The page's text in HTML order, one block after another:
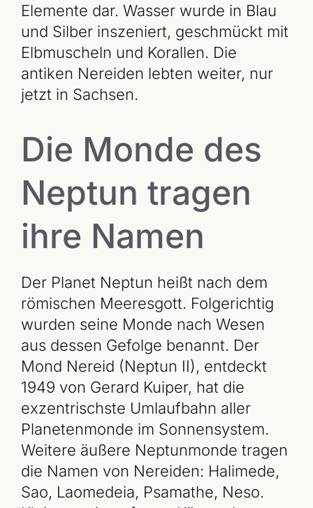
Elemente dar. Wasser wurde in Blau
und Silber inszeniert, geschmückt mit
Elbmuscheln und Korallen. Die
antiken Nereiden lebten weiter, nur
jetzt in Sachsen.
Die Monde des
Neptun tragen
ihre Namen
Der Planet Neptun heißt nach dem
römischen Meeresgott. Folgerichtig
wurden seine Monde nach Wesen
aus dessen Gefolge benannt. Der
Mond Nereid (Neptun II), entdeckt
1949 von Gerard Kuiper, hat die
exzentrischste Umlaufbahn aller
Planetenmonde im Sonnensystem.
Weitere äußere Neptunmonde tragen
die Namen von Nereiden: Halimede,
Sao, Laomedeia, Psamathe, Neso.